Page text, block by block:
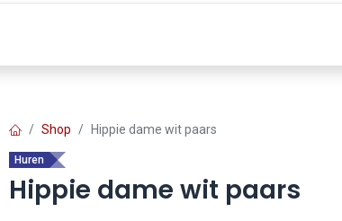
Shop Hippie dame wit paars
Huren
Hippie dame wit paars